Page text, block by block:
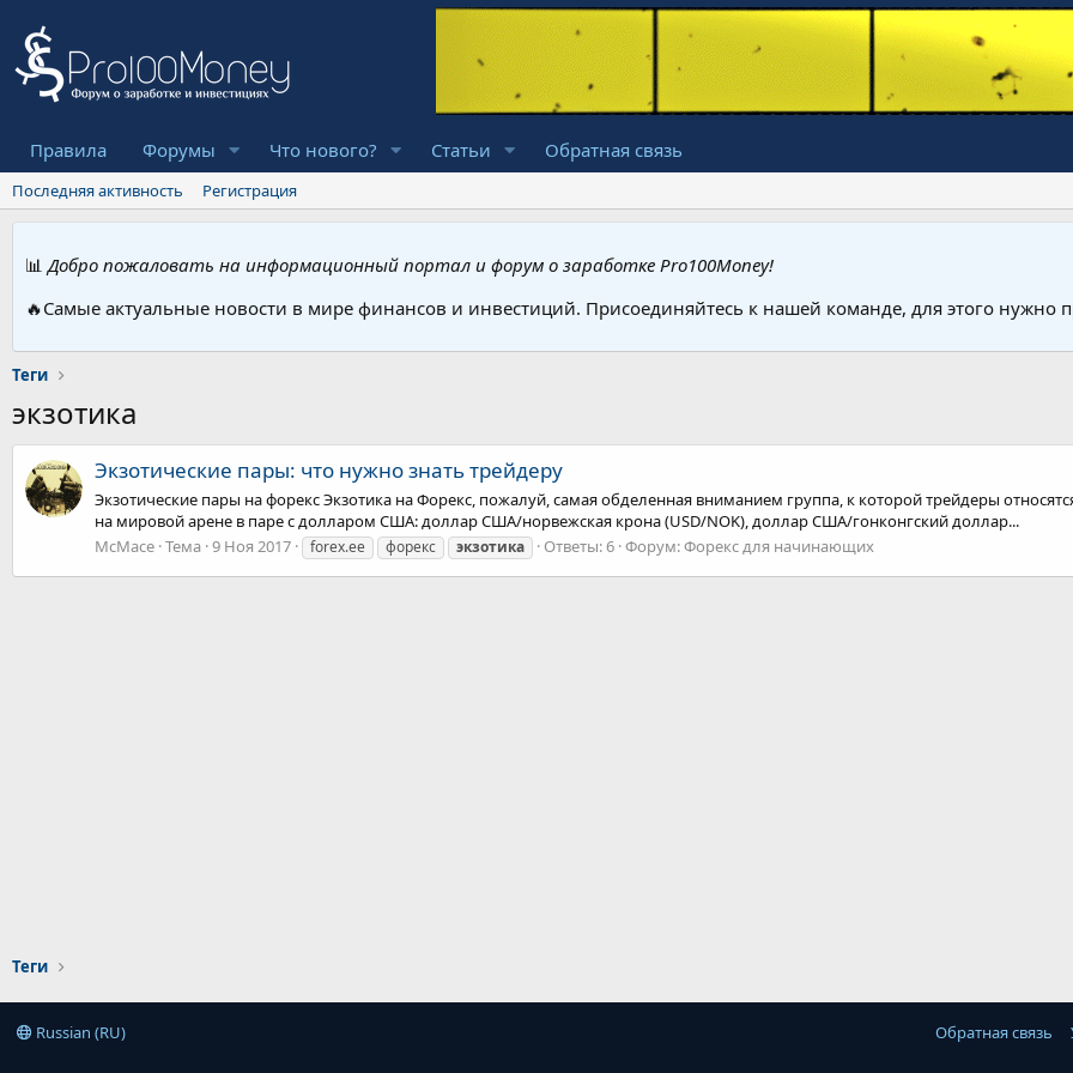
Правила Форумы Что нового? Статьи Обратная связь
Последняя активность Регистрация
📊 Добро пожаловать на информационный портал и форум о заработке Pro100Money!
🔥Самые актуальные новости в мире финансов и инвестиций. Присоединяйтесь к нашей команде, для этого нужно
Теги
экзотика
Экзотические пары: что нужно знать трейдеру
Экзотические пары на форекс Экзотика на Форекс, пожалуй, самая обделенная вниманием группа, к которой трейдеры
на мировой арене в паре с долларом США: доллар США/норвежская крона (USD/NOK), доллар США/гонконгский доллар...
McMace Тема 9 Ноя 2017 forex.ee форекс экзотика Ответы: 6 Форум:Форекс для начинающих
Теги
Russian (RU) Обратная связь